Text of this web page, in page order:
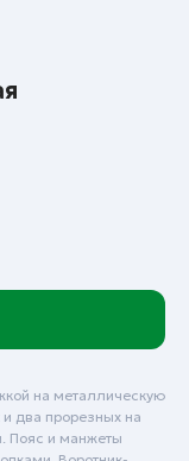
на металлическую
два прорезных на
Пояс и манжеты